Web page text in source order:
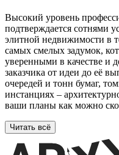
Высокий уровень
подтверждается сотнями
элитной недвижимости в
самых смелых задумок,
уверенными в качестве и
заказчика от идеи до её
очередей и тонн бумаг,
инстанциях –
ваши планы как можно
Читать всё